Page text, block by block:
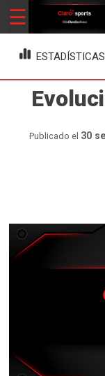
Skip
☰
ClaroSports
Más Claro que nunca
ESTADÍSTICAS
Publicado el 30